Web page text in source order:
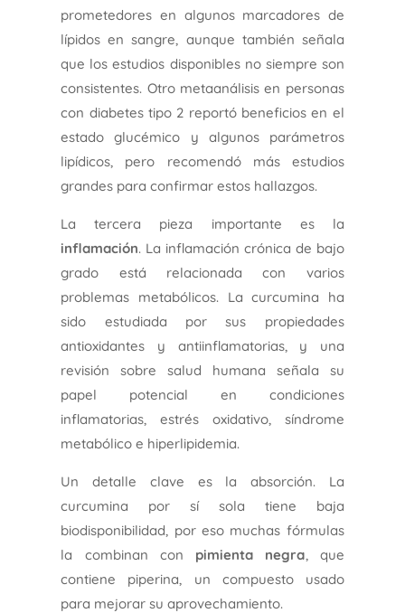
prometedores en algunos marcadores de
lípidos en sangre, aunque también señala
que los estudios disponibles no siempre son
consistentes. Otro metaanálisis en personas
con diabetes tipo 2 reportó beneficios en el
estado glucémico y algunos parámetros
lipídicos, pero recomendó más estudios
grandes para confirmar estos hallazgos.
La tercera pieza importante es la
inflamación. La inflamación crónica de bajo
grado está relacionada con varios
problemas metabólicos. La curcumina ha
sido estudiada por sus propiedades
antioxidantes y antiinflamatorias, y una
revisión sobre salud humana señala su
papel potencial en condiciones
inflamatorias, estrés oxidativo, síndrome
metabólico e hiperlipidemia.
Un detalle clave es la absorción. La
curcumina por sí sola tiene baja
biodisponibilidad, por eso muchas fórmulas
la combinan con pimienta negra, que
contiene piperina, un compuesto usado
para mejorar su aprovechamiento.